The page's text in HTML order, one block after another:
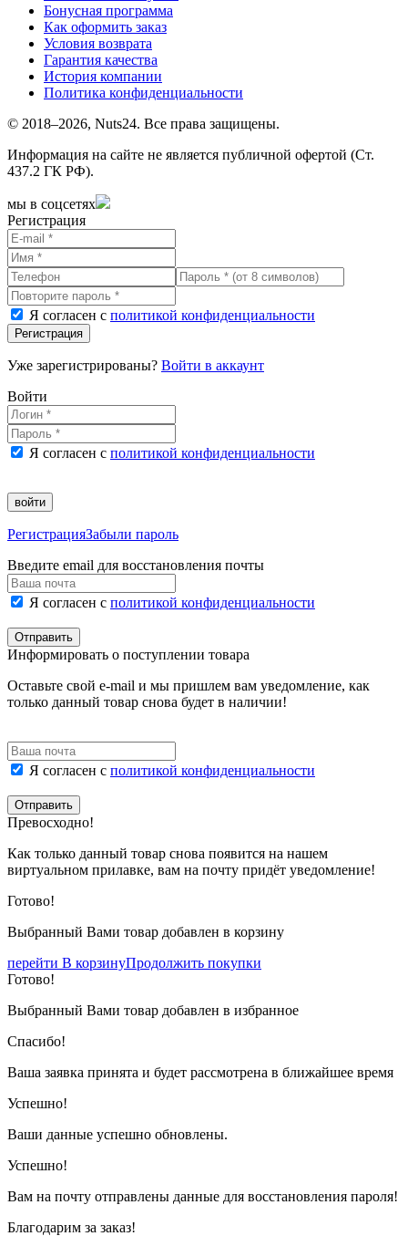
Бонусная программа
Как оформить заказ
Условия возврата
Гарантия качества
История компании
Политика конфиденциальности
© 2018–2026, Nuts24. Все права защищены.
Информация на сайте не является публичной офертой (Ст.
437.2 ГК РФ).
мы в соцсетях
Регистрация
Я согласен с политикой конфиденциальности
Регистрация
Уже зарегистрированы? Войти в аккаунт
Войти
Я согласен с политикой конфиденциальности
войти
РегистрацияЗабыли пароль
Введите email для восстановления почты
Я согласен с политикой конфиденциальности
Отправить
Информировать о поступлении товара
Оставьте свой e-mail и мы пришлем вам уведомление, как
только данный товар снова будет в наличии!
Я согласен с политикой конфиденциальности
Отправить
Превосходно!
Как только данный товар снова появится на нашем
виртуальном прилавке, вам на почту придёт уведомление!
Готово!
Выбранный Вами товар добавлен в корзину
перейти В корзинуПродолжить покупки
Готово!
Выбранный Вами товар добавлен в избранное
Спасибо!
Ваша заявка принята и будет рассмотрена в ближайшее время
Успешно!
Ваши данные успешно обновлены.
Успешно!
Вам на почту отправлены данные для восстановления пароля!
Благодарим за заказ!